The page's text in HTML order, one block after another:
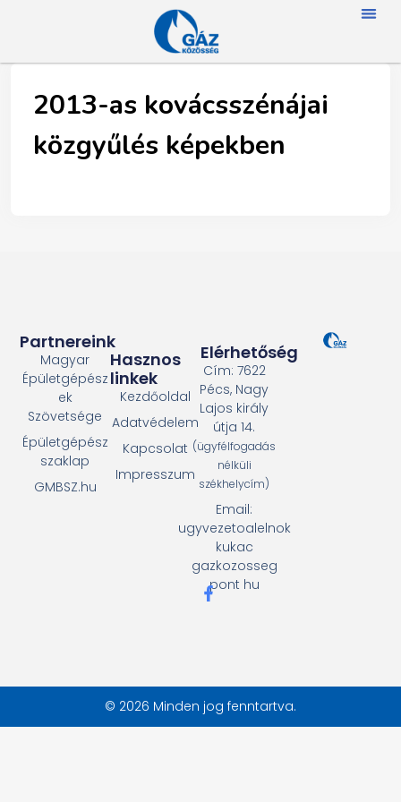
2013-as kovácsszénájai
közgyűlés képekben
Elérhetőség
Cím: 7622
Pécs, Nagy
Lajos király
útja 14.
(ügyfélfogadás
nélküli
székhelycím)
Email:
ugyvezetoalelnok
kukac
gazkozosseg
pont hu
Hasznos
linkek
Kezdőoldal
Adatvédelem
Kapcsolat
Impresszum
Partnereink
Magyar
Épületgépész
ek
Szövetsége
Épületgépész
szaklap
GMBSZ.hu
© 2026 Minden jog fenntartva.